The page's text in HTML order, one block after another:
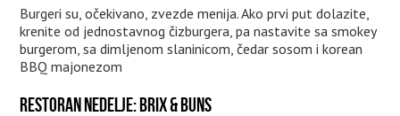
Burgeri su, očekivano, zvezde menija. Ako prvi put dolazite,
krenite od jednostavnog čizburgera, pa nastavite sa smokey
burgerom, sa dimljenom slaninicom, čedar sosom i korean
BBQ majonezom
RESTORAN NEDELJE: BRIX & BUNS